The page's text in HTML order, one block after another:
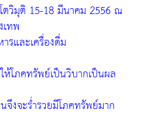
ตวิมุติ 15-18 มีนาคม 2556 ณ
ทพ
รและเครื่องดื่ม
โภคทรัพย์เป็นวิบากเป็นผล
งจะร่ำรวยมีโภคทรัพย์มาก